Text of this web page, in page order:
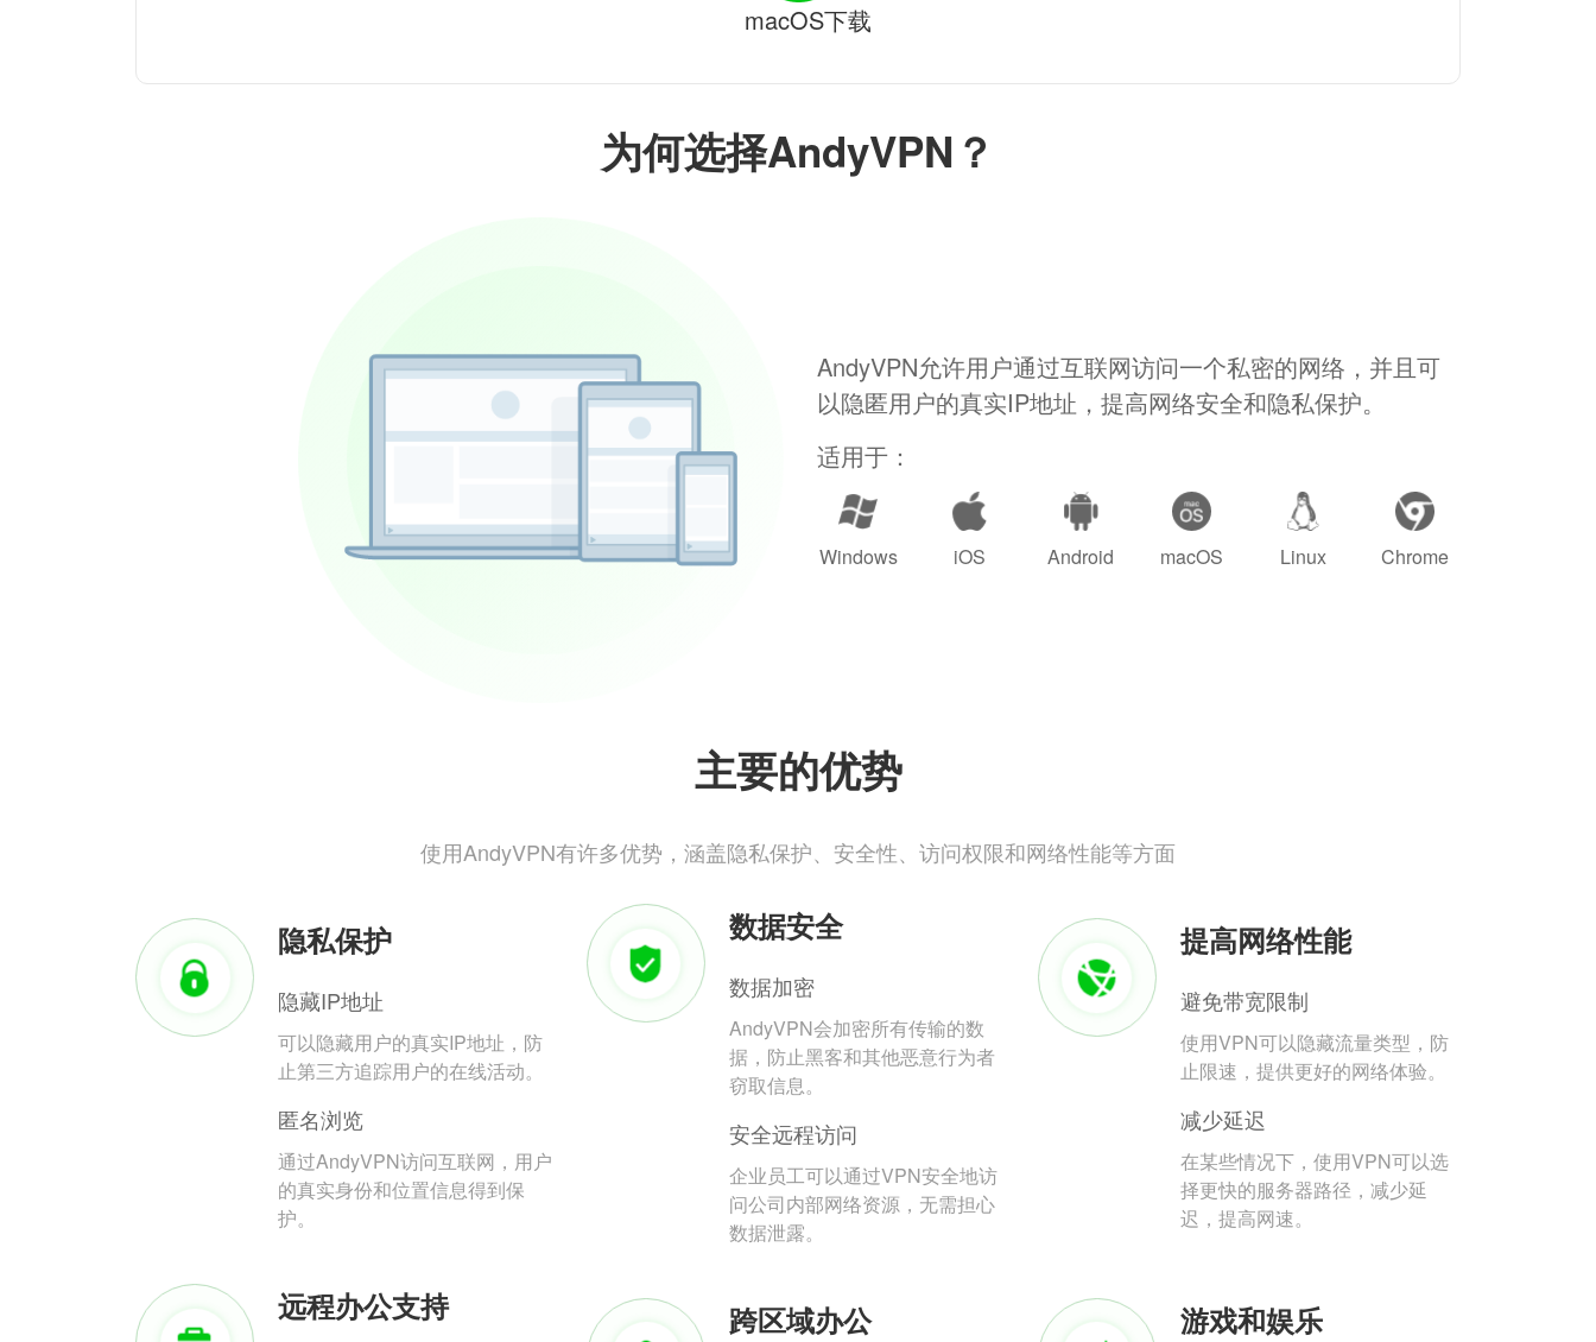
为何选择AndyVPN？
AndyVPN允许用户通过互联网访问一个私密的网络，并且可
以隐匿用户的真实IP地址，提高网络安全和隐私保护。
适用于：
Windows iOS Android macOS Linux Chrome
主要的优势
使用AndyVPN有许多优势，涵盖隐私保护、安全性、访问权限和网络性能等方面
隐私保护
隐藏IP地址
可以隐藏用户的真实IP地址，防
止第三方追踪用户的在线活动。
匿名浏览
通过AndyVPN访问互联网，用户
的真实身份和位置信息得到保
护。
数据安全
数据加密
AndyVPN会加密所有传输的数
据，防止黑客和其他恶意行为者
窃取信息。
安全远程访问
企业员工可以通过VPN安全地访
问公司内部网络资源，无需担心
数据泄露。
提高网络性能
避免带宽限制
使用VPN可以隐藏流量类型，防
止限速，提供更好的网络体验。
减少延迟
在某些情况下，使用VPN可以选
择更快的服务器路径，减少延
迟，提高网速。
远程办公支持 跨区域办公 游戏和娱乐
macOS下载